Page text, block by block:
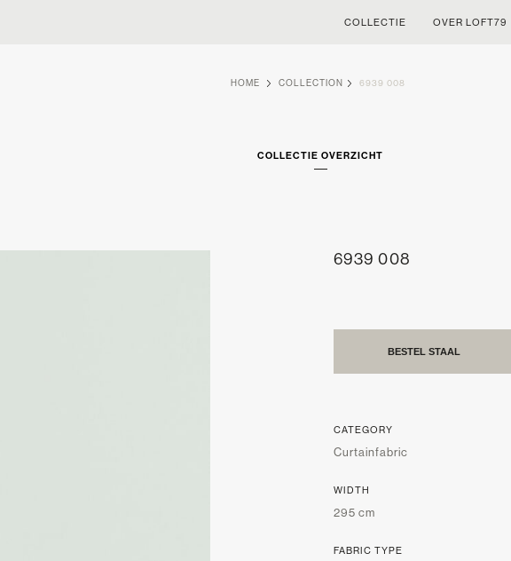
COLLECTIE OVER LOFT79
HOME COLLECTION 6939 008
COLLECTIE OVERZICHT
6939 008
BESTEL STAAL
CATEGORY
Curtainfabric
WIDTH
295 cm
FABRIC TYPE